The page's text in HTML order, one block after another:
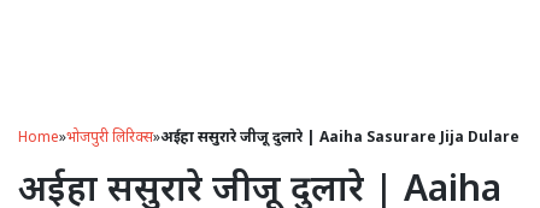
Home»भोजपुरी लिरिक्स»अईहा ससुरारे जीजू दुलारे | Aaiha Sasurare Jija Dulare
अईहा ससुरारे जीजू दुलारे | Aaiha